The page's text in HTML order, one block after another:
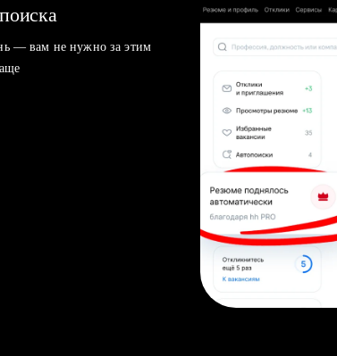
— вам не нужно за этим